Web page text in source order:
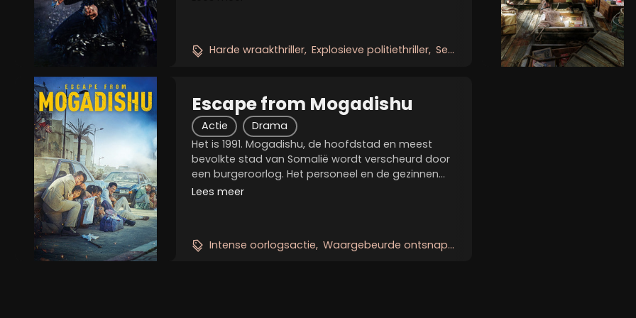
Harde wraakthriller Explosieve politiethriller Seriemoorden in seoul
Escape from Mogadishu
Actie
Drama
Het is 1991. Mogadishu, de hoofdstad en meest
bevolkte stad van Somalië wordt verscheurd door
een burgeroorlog. Het personeel en de gezinnen
van de Zuid-Koreaanse ambassade, geïsoleerd en
Lees meer
Intense oorlogsactie Waargebeurde ontsnapping